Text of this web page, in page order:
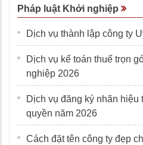
Pháp luật Khởi nghiệp
Dịch vụ thành lập công ty
Dịch vụ kế toán thuế trọn
nghiệp 2026
Dịch vụ đăng ký nhãn
quyền năm 2026
Cách đặt tên công ty đẹp